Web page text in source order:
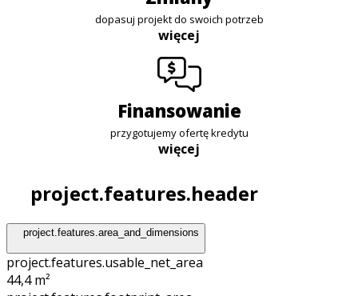
dopasuj projekt do swoich potrzeb
więcej
finansowanie
przygotujemy ofertę kredytu
więcej
project.features.header
project.features.area_and_dimensions
project.features.usable_net_area
44,4 m²